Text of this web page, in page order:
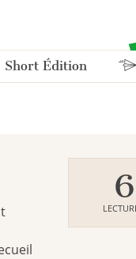
Short Édition